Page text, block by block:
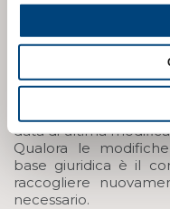
qualunque
Utenti su questa
Applicazione
legalmente fattibile,
attraverso uno
possesso il Titolare
regolarmente questa
data di ultima
Qualora le
base giuridica è il
raccogliere
necessario.